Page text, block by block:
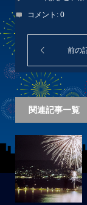
コメント: 0
関連記事一覧